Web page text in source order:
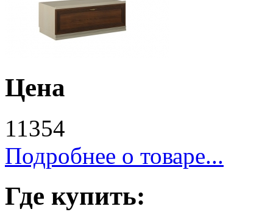
Цена
11354
Подробнее о товаре...
Где купить: